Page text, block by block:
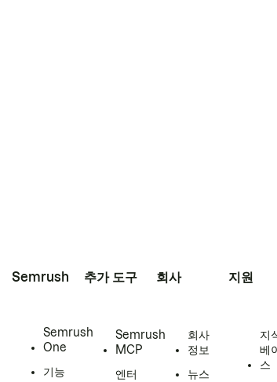
Semrush
Semrush
One
기능
추가 도구
Semrush
MCP
엔터
회사
회사
정보
뉴스
지원
지
베
스